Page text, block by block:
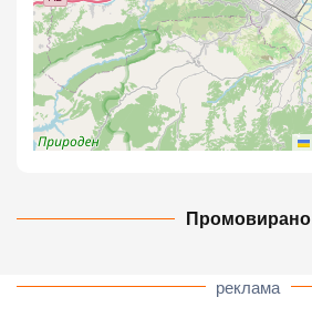
Промовирано
реклама